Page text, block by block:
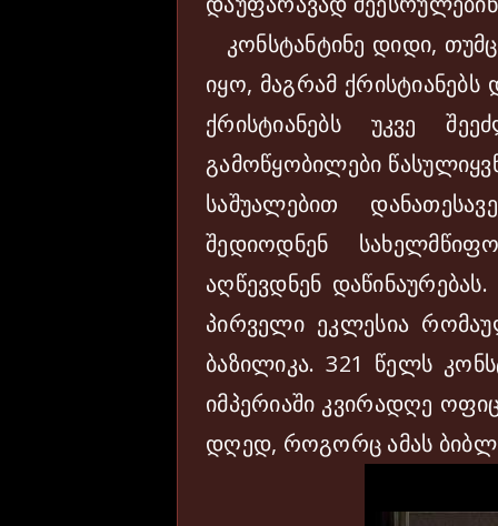
კონსტანტინე დიდი,
იყო, მაგრამ
ქრისტიანებს უკვე
გამოწყობილები
საშუალებით
შედიოდნენ
აღწევდნენ
პირველი ეკლესია
ბაზილიკა. 321 წელს
იმპერიაში კვირადღე
დღედ, როგორც ამას